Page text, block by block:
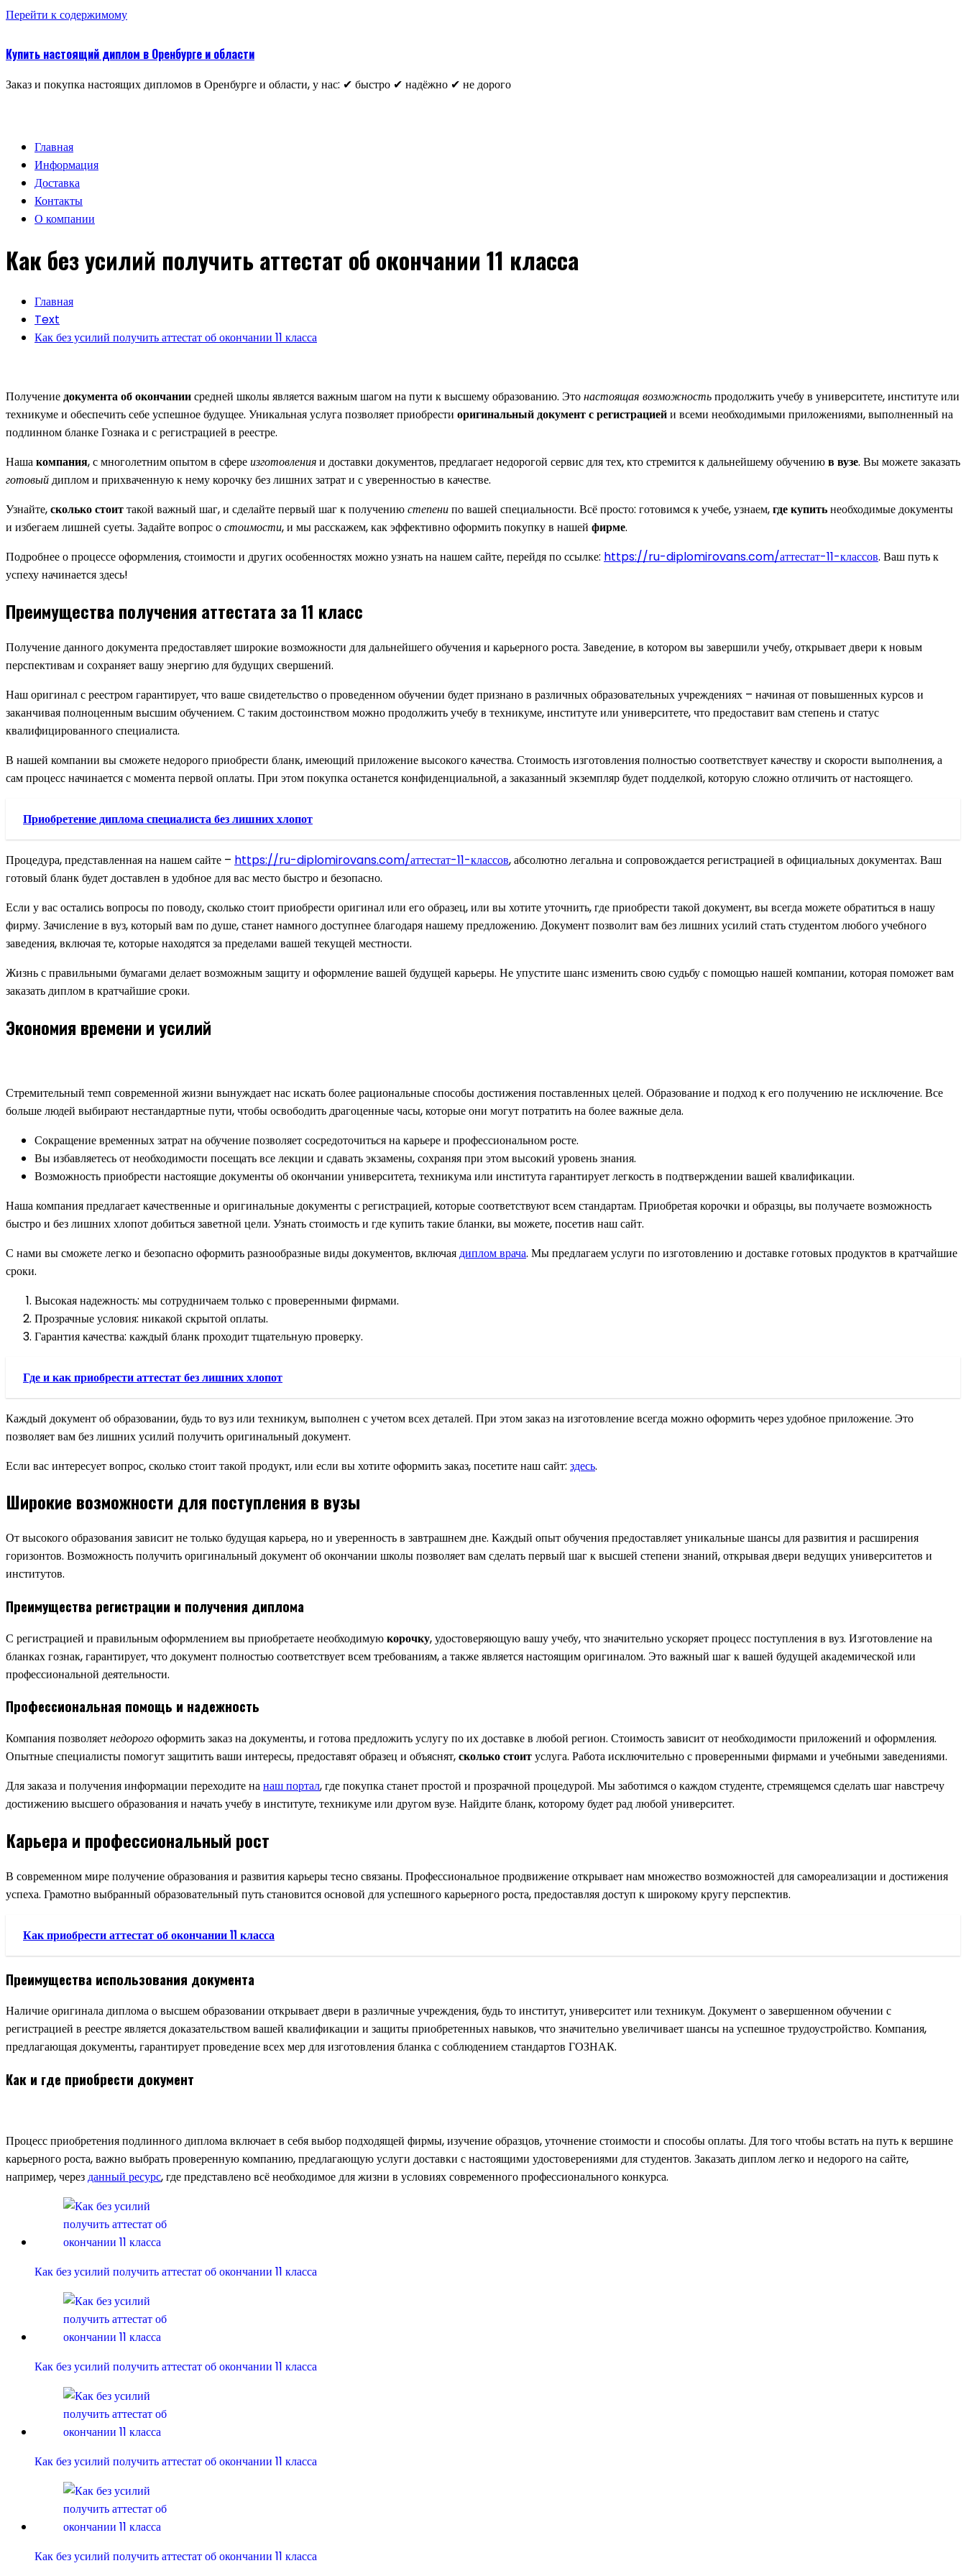
Перейти к содержимому
Купить настоящий диплом в Оренбурге и области
Заказ и покупка настоящих дипломов в Оренбурге и области, у нас: ✔ быстро ✔ надёжно ✔ не дорого
Главная
Информация
Доставка
Контакты
О компании
Как без усилий получить аттестат об окончании 11 класса
Главная
Text
Как без усилий получить аттестат об окончании 11 класса
Получениедокумента об окончаниисредней школы является важным шагом на пути к высшему образованию. Этонастоящая возможностьпродолжить учебу в университете, институте или
техникуме и обеспечить себе успешное будущее. Уникальная услуга позволяет приобрести оригинальный документ с регистрациейи всеми необходимыми приложениями, выполненный на
подлинном бланке Гознака и с регистрацией в реестре.
Нашакомпания, с многолетним опытом в сфереизготовленияи доставки документов, предлагает недорогой сервис для тех, кто стремится к дальнейшему обучениюв вузе. Вы можете заказать
готовыйдиплом и прихваченную к нему корочку без лишних затрат и с уверенностью в качестве.
Узнайте,сколько стоиттакой важный шаг, и сделайте первый шаг к получениюстепенипо вашей специальности. Всё просто: готовимся к учебе, узнаем,где купитьнеобходимые документы
и избегаем лишней суеты. Задайте вопрос остоимости, и мы расскажем, как эффективно оформить покупку в нашей фирме.
Подробнее о процессе оформления, стоимости и других особенностях можно узнать на нашем сайте, перейдя по ссылке: https://ru-diplomirovans.com/аттестат-11-классов. Ваш путь к
успеху начинается здесь!
Преимущества получения аттестата за 11 класс
Получение данного документа предоставляет широкие возможности для дальнейшего обучения и карьерного роста. Заведение, в котором вы завершили учебу, открывает двери к новым
перспективам и сохраняет вашу энергию для будущих свершений.
Наш оригинал с реестром гарантирует, что ваше свидетельство о проведенном обучении будет признано в различных образовательных учреждениях – начиная от повышенных курсов и
заканчивая полноценным высшим обучением. С таким достоинством можно продолжить учебу в техникуме, институте или университете, что предоставит вам степень и статус
квалифицированного специалиста.
В нашей компании вы сможете недорого приобрести бланк, имеющий приложение высокого качества. Стоимость изготовления полностью соответствует качеству и скорости выполнения, а
сам процесс начинается с момента первой оплаты. При этом покупка останется конфиденциальной, а заказанный экземпляр будет подделкой, которую сложно отличить от настоящего.
Приобретение диплома специалиста без лишних хлопот
Процедура, представленная на нашем сайте – https://ru-diplomirovans.com/аттестат-11-классов, абсолютно легальна и сопровождается регистрацией в официальных документах. Ваш
готовый бланк будет доставлен в удобное для вас место быстро и безопасно.
Если у вас остались вопросы по поводу, сколько стоит приобрести оригинал или его образец, или вы хотите уточнить, где приобрести такой документ, вы всегда можете обратиться в нашу
фирму. Зачисление в вуз, который вам по душе, станет намного доступнее благодаря нашему предложению. Документ позволит вам без лишних усилий стать студентом любого учебного
заведения, включая те, которые находятся за пределами вашей текущей местности.
Жизнь с правильными бумагами делает возможным защиту и оформление вашей будущей карьеры. Не упустите шанс изменить свою судьбу с помощью нашей компании, которая поможет вам
заказать диплом в кратчайшие сроки.
Экономия времени и усилий
Стремительный темп современной жизни вынуждает нас искать более рациональные способы достижения поставленных целей. Образование и подход к его получению не исключение. Все
больше людей выбирают нестандартные пути, чтобы освободить драгоценные часы, которые они могут потратить на более важные дела.
Сокращение временных затрат на обучение позволяет сосредоточиться на карьере и профессиональном росте.
Вы избавляетесь от необходимости посещать все лекции и сдавать экзамены, сохраняя при этом высокий уровень знания.
Возможность приобрести настоящие документы об окончании университета, техникума или института гарантирует легкость в подтверждении вашей квалификации.
Наша компания предлагает качественные и оригинальные документы с регистрацией, которые соответствуют всем стандартам. Приобретая корочки и образцы, вы получаете возможность
быстро и без лишних хлопот добиться заветной цели. Узнать стоимость и где купить такие бланки, вы можете, посетив наш сайт.
С нами вы сможете легко и безопасно оформить разнообразные виды документов, включаядиплом врача. Мы предлагаем услуги по изготовлению и доставке готовых продуктов в кратчайшие
сроки.
Высокая надежность: мы сотрудничаем только с проверенными фирмами.
Прозрачные условия: никакой скрытой оплаты.
Гарантия качества: каждый бланк проходит тщательную проверку.
Где и как приобрести аттестат без лишних хлопот
Каждый документ об образовании, будь то вуз или техникум, выполнен с учетом всех деталей. При этом заказ на изготовление всегда можно оформить через удобное приложение. Это
позволяет вам без лишних усилий получить оригинальный документ.
Если вас интересует вопрос, сколько стоит такой продукт, или если вы хотите оформить заказ, посетите наш сайт: здесь.
Широкие возможности для поступления в вузы
От высокого образования зависит не только будущая карьера, но и уверенность в завтрашнем дне. Каждый опыт обучения предоставляет уникальные шансы для развития и расширения
горизонтов. Возможность получить оригинальный документ об окончании школы позволяет вам сделать первый шаг к высшей степени знаний, открывая двери ведущих университетов и
институтов.
Преимущества регистрации и получения диплома
С регистрацией и правильным оформлением вы приобретаете необходимуюкорочку, удостоверяющую вашу учебу, что значительно ускоряет процесс поступления в вуз. Изготовление на
бланках гознак, гарантирует, что документ полностью соответствует всем требованиям, а также является настоящим оригиналом. Это важный шаг к вашей будущей академической или
профессиональной деятельности.
Профессиональная помощь и надежность
Компания позволяетнедорогооформить заказ на документы, и готова предложить услугу по их доставке в любой регион. Стоимость зависит от необходимости приложений и оформления.
Опытные специалисты помогут защитить ваши интересы, предоставят образец и объяснят,сколько стоитуслуга. Работа исключительно с проверенными фирмами и учебными заведениями.
Для заказа и получения информации переходите нанаш портал, где покупка станет простой и прозрачной процедурой. Мы заботимся о каждом студенте, стремящемся сделать шаг навстречу
достижению высшего образования и начать учебу в институте, техникуме или другом вузе. Найдите бланк, которому будет рад любой университет.
Карьера и профессиональный рост
В современном мире получение образования и развития карьеры тесно связаны. Профессиональное продвижение открывает нам множество возможностей для самореализации и достижения
успеха. Грамотно выбранный образовательный путь становится основой для успешного карьерного роста, предоставляя доступ к широкому кругу перспектив.
Как приобрести аттестат об окончании 11 класса
Преимущества использования документа
Наличие оригинала диплома о высшем образовании открывает двери в различные учреждения, будь то институт, университет или техникум. Документ о завершенном обучении с
регистрацией в реестре является доказательством вашей квалификации и защиты приобретенных навыков, что значительно увеличивает шансы на успешное трудоустройство. Компания,
предлагающая документы, гарантирует проведение всех мер для изготовления бланка с соблюдением стандартов ГОЗНАК.
Как и где приобрести документ
Процесс приобретения подлинного диплома включает в себя выбор подходящей фирмы, изучение образцов, уточнение стоимости и способы оплаты. Для того чтобы встать на путь к вершине
карьерного роста, важно выбрать проверенную компанию, предлагающую услуги доставки с настоящими удостоверениями для студентов. Заказать диплом легко и недорого на сайте,
например, черезданный ресурс, где представлено всё необходимое для жизни в условиях современного профессионального конкурса.
Как без усилий получить аттестат об окончании 11 класса
Как без усилий получить аттестат об окончании 11 класса
Как без усилий получить аттестат об окончании 11 класса
Как без усилий получить аттестат об окончании 11 класса